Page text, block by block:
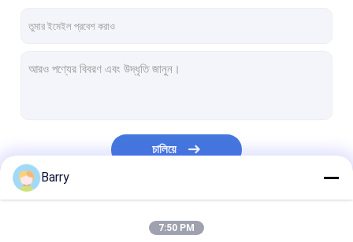
চালিয়ে
Barry
7:50 PM